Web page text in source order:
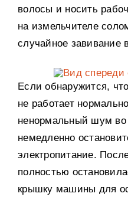
волосы и носить
на измельчителе
случайное завивание
Если обнаружится,
не работает
ненормальный шум во
немедленно
электропитание.
полностью
крышку машины для